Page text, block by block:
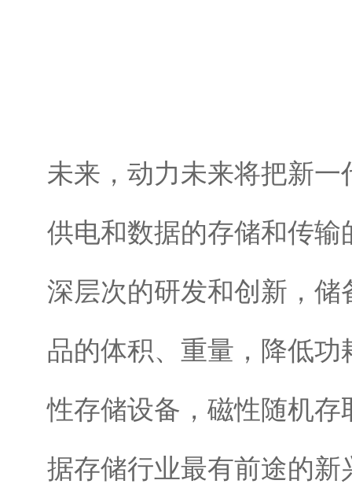
未来，动力未来将把新
供电和数据的存储和传
深层次的研发和创新，
品的体积、重量，降低
性存储设备，磁性随机
据存储行业最有前途的新